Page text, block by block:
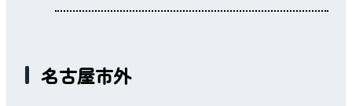
名古屋市外